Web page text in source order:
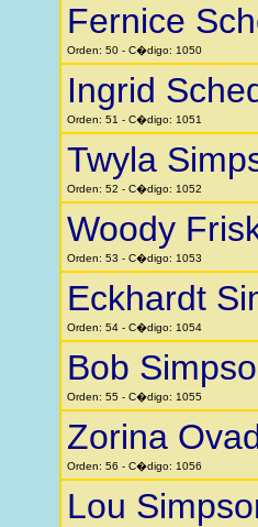
Fernice
Orden: 50 - C�digo: 1050
Ingrid
Orden: 51 - C�digo: 1051
Twyla
Orden: 52 - C�digo: 1052
Woody
Orden: 53 - C�digo: 1053
Eckhardt
Orden: 54 - C�digo: 1054
Bob
Orden: 55 - C�digo: 1055
Zorina
Orden: 56 - C�digo: 1056
Lou